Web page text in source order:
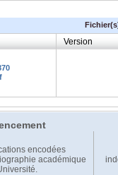
Version
encodées
académique